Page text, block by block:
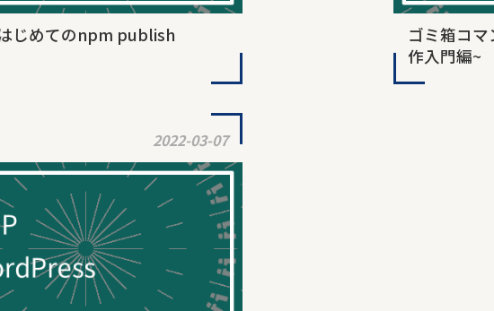
じめてのnpm publish
ゴミ箱コ
作入門編~
2022-03-07